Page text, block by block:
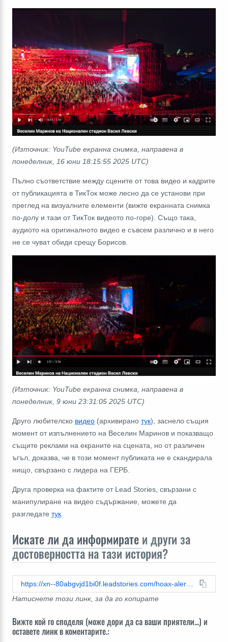
(Източник: YouTube екранна снимка, направена в
понеделник, 16 юни 18:15:55 2025 UTC)
Пълно съответствие между сцените от това видео и кадрите
от публикацията в ТикТок може лесно да се установи при
преглед на визуалните елементи (вижте екранната снимка
по-долу и тази от ТикТок видеото по-горе). Също така,
аудиото на оригиналното видео е съвсем различно и в него
не се чуват обиди срещу Борисов.
(Източник: YouTube екранна снимка, направена в
понеделник, 9 юни 23:31:05 2025 UTC)
Друго любителско видео (архивирано тук), заснело същия
момент от изпълнението на Веселин Маринов и показващо
същите реклами на екраните на сцената, но от различен
ъгъл, доказва, че в този момент публиката не е скандирала
нищо, свързано с лидера на ГЕРБ.
Друга проверка на фактите от Lead Stories, свързани с
манипулиране на видео съдържание, можете да
разгледате тук.
Искате ли да информирате и други за
достоверността на тази история?
https://xn--80abgvjd1bi0f.leadstories.com/hoax-alert/2025/07/проверка-на-факти-40000-българи-не-са-скандирали-обиди-борисов-шоуто-като-две-капки-вода.html
Натиснете този линк, за да го копирате
Вижте кой го споделя (може дори да са ваши приятели...) и
оставете линк в коментарите.: